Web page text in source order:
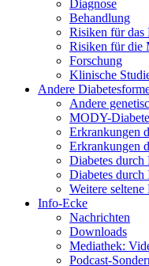
Diagnose
Behandlung
Risiken für das
Risiken für die
Forschung
Klinische
Andere
Andere
MODY-
Erkrankungen
Erkrankungen
Diabetes durch
Diabetes durch
Weitere seltene
Info-Ecke
Nachrichten
Downloads
Mediathek:
Podcast-